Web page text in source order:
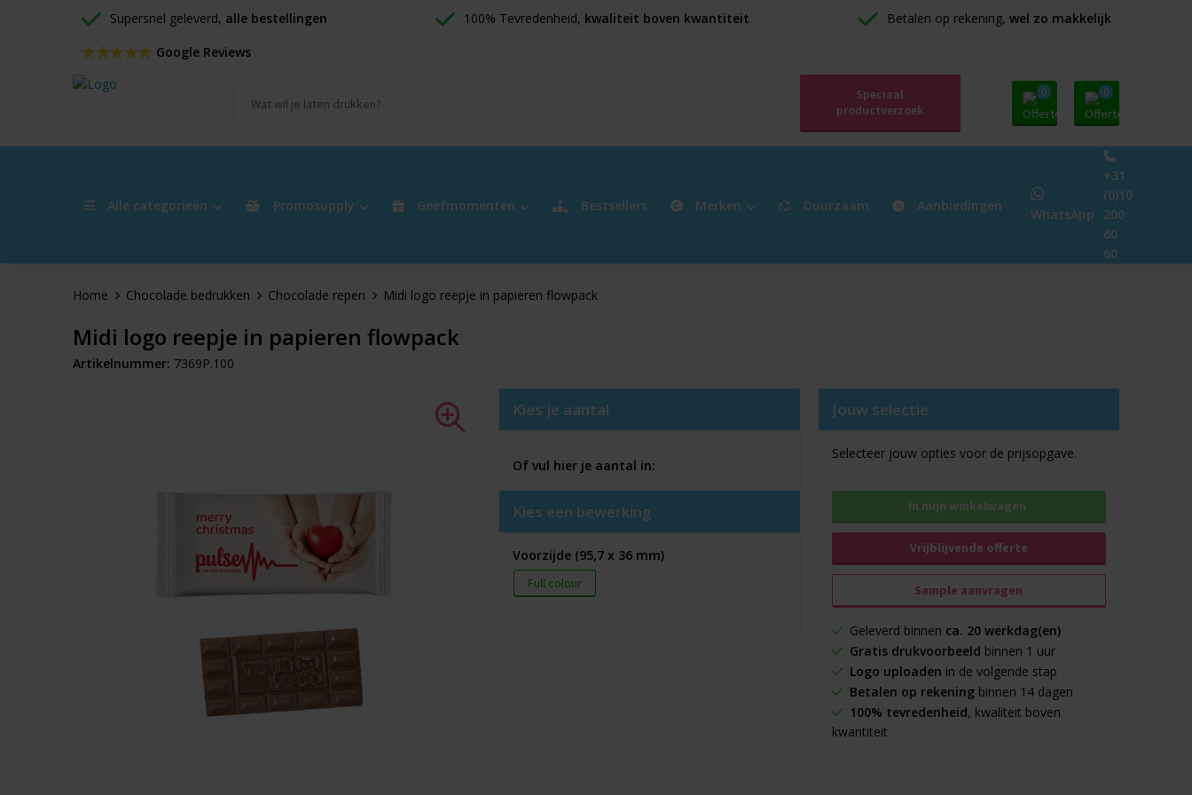
Supersnel geleverd, alle bestellingen 100% Tevredenheid, kwaliteit boven kwantiteit Betalen op rekening, wel zo makkelijk
Google Reviews
Speciaal
productverzoek
0 0
Alle categorieën Promosupply Geefmomenten Bestsellers Merken Duurzaam Aanbiedingen
WhatsApp
+31
(0)10
200
60
60
Home Chocolade bedrukken Chocolade repen Midi logo reepje in papieren flowpack
Midi logo reepje in papieren flowpack
Artikelnummer: 7369P.100
Kies je aantal
Of vul hier je aantal in:
Kies een bewerking
Voorzijde (95,7 x 36 mm)
Full colour
Jouw selectie
Selecteer jouw opties voor de prijsopgave.
In mijn winkelwagen
Vrijblijvende offerte
Sample aanvragen
Geleverd binnen ca. 20 werkdag(en)
Gratis drukvoorbeeld binnen 1 uur
Logo uploaden in de volgende stap
Betalen op rekeningbinnen 14 dagen
100% tevredenheid, kwaliteit boven
kwantiteit